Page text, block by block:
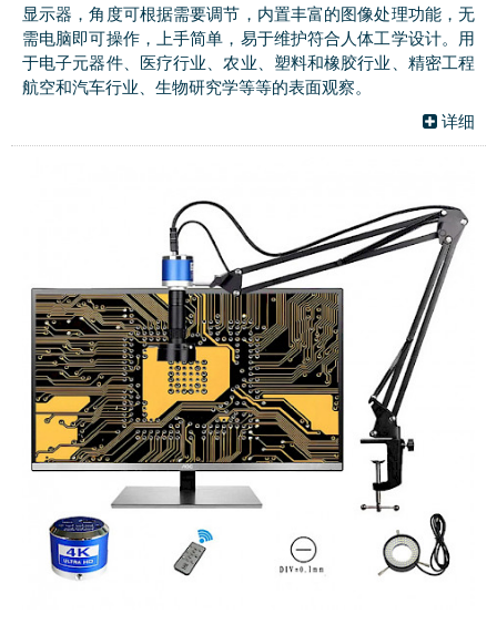
显示器，角度可根据需要调节，内置丰富的图像处理功能，无
需电脑即可操作，上手简单，易于维护符合人体工学设计。用
于电子元器件、医疗行业、农业、塑料和橡胶行业、精密工程
航空和汽车行业、生物研究学等等的表面观察。
详细